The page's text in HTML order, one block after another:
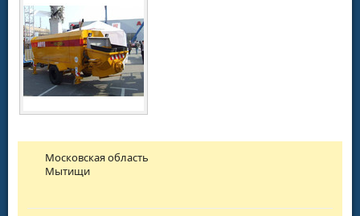
Московская область
Мытищи